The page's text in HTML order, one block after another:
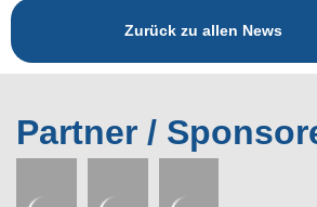
Zurück zu allen News
Partner /